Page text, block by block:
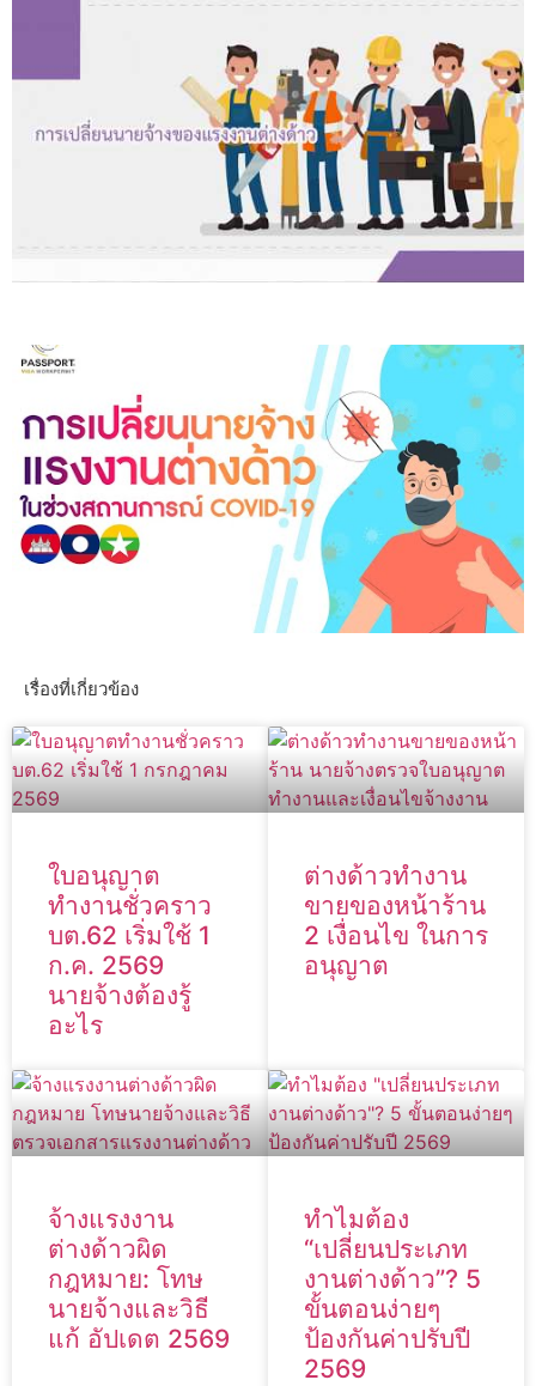
เรื่องที่เกี่ยวข้อง
ใบอนุญาต
ทำงานชั่วคราว
บต.62 เริ่มใช้ 1
ก.ค. 2569
นายจ้างต้องรู้
อะไร
ต่างด้าวทำงาน
ขายของหน้าร้าน
2 เงื่อนไข ในการ
อนุญาต
จ้างแรงงาน
ต่างด้าวผิด
กฎหมาย: โทษ
นายจ้างและวิธี
แก้ อัปเดต 2569
ทำไมต้อง
“เปลี่ยนประเภท
งานต่างด้าว”? 5
ขั้นตอนง่ายๆ
ป้องกันค่าปรับปี
2569